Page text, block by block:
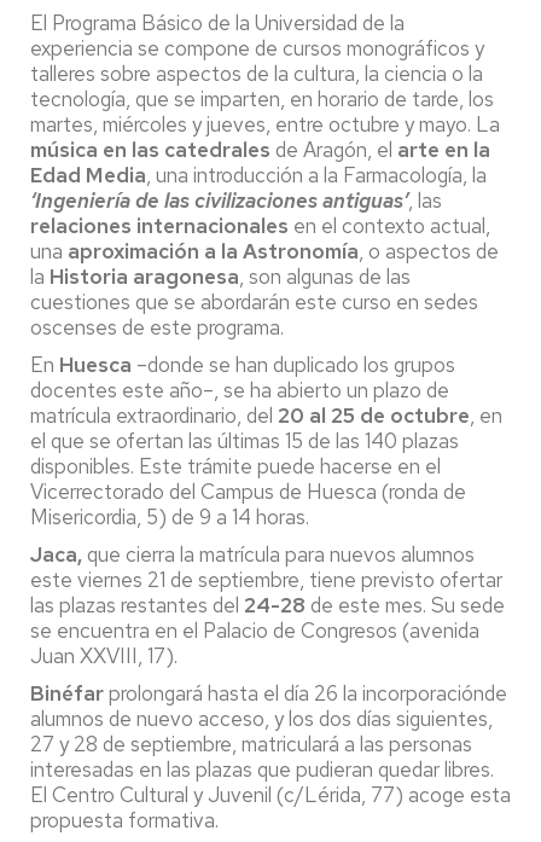
El Programa Básico de la Universidad de la
experiencia se compone de cursos monográficos y
talleres sobre aspectos de la cultura, la ciencia o la
tecnología, que se imparten, en horario de tarde, los
martes, miércoles y jueves, entre octubre y mayo. La
música en las catedrales de Aragón, el arte en la
Edad Media, una introducción a la Farmacología, la
‘Ingeniería de las civilizaciones antiguas’, las
relaciones internacionales en el contexto actual,
una aproximación a la Astronomía, o aspectos de
la Historia aragonesa, son algunas de las
cuestiones que se abordarán este curso en sedes
oscenses de este programa.
En Huesca –donde se han duplicado los grupos
docentes este año–, se ha abierto un plazo de
matrícula extraordinario, del 20 al 25 de octubre, en
el que se ofertan las últimas 15 de las 140 plazas
disponibles. Este trámite puede hacerse en el
Vicerrectorado del Campus de Huesca (ronda de
Misericordia, 5) de 9 a 14 horas.
Jaca,que cierra la matrícula para nuevos alumnos
este viernes 21 de septiembre, tiene previsto ofertar
las plazas restantes del 24-28 de este mes. Su sede
se encuentra en el Palacio de Congresos (avenida
Juan XXVIII, 17).
Binéfarprolongará hasta el día 26 la incorporaciónde
alumnos de nuevo acceso, y los dos días siguientes,
27 y 28 de septiembre, matriculará a las personas
interesadas en las plazas que pudieran quedar libres.
El Centro Cultural y Juvenil (c/Lérida, 77) acoge esta
propuesta formativa.